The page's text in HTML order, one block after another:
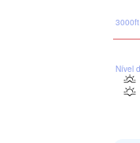
Nível
3000ft